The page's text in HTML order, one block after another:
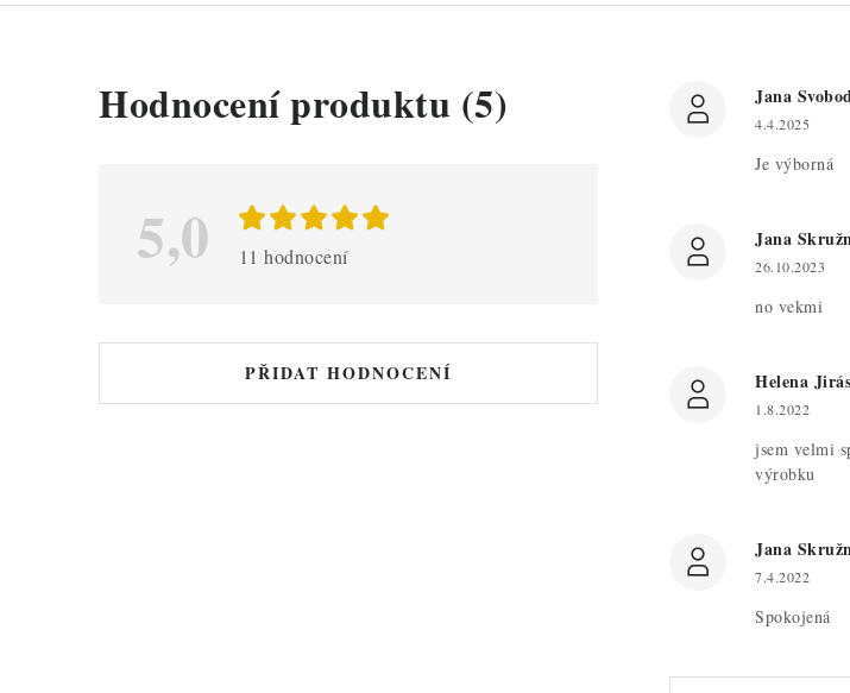
Hodnocení produktu (5)
5,0 11 hodnocení
PŘIDAT HODNOCENÍ
V
o
n
Jana
4.4.2025
Je výborná
Jana
26.10.2023
no vekmi
Helena
1.8.2022
jsem velmi
výrobku
Jana
7.4.2022
Spokojená